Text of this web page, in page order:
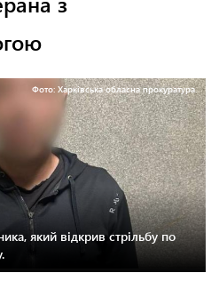
Фото: Харківська обласна прокуратура.
який відкрив стрільбу по